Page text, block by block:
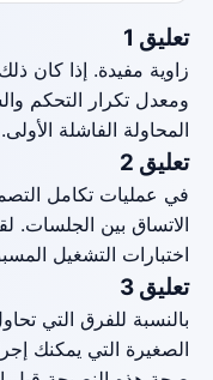
تعليق 1
زاوية مفيدة. إذا كان
ومعدل تكرار التحكم
المحاولة الفاشلة الأولى.
تعليق 2
في عمليات تكامل
الاتساق بين الجلسات.
اختبارات التشغيل
تعليق 3
بالنسبة للفرق التي
الصغيرة التي يمكنك